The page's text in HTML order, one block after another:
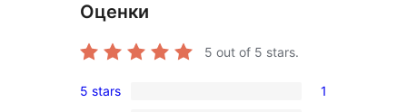
Оценки
5 out of 5 stars.
1
5 stars 1